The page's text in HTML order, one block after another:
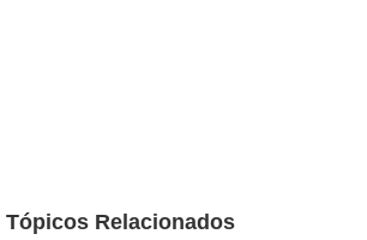
Tópicos Relacionados